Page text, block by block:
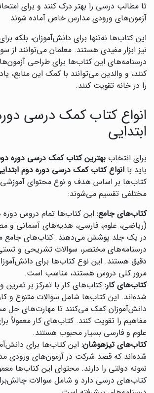
تا مطالب درسی را بهتر درک کنند و برای
آزمون‌های ورودی مدارس خاص آماده شوند.
این کتاب‌ها نه‌تنها برای دانش‌آموزان، بلکه
نیز ابزار مفیدی هستند. معلمان می‌توانند از
درسنامه‌های این کتاب‌ها برای طراحی
کنند، و والدین می‌توانند با کمک این منابع،
را در خانه تقویت کنند.
انواع کتاب کمک درسی
ابتدایی
برای انتخاب بهترین کتاب کمک درسی دوره
باید با انواع کتاب کمک درسی دوره دوم
کتاب‌ها بر اساس هدف و نوع محتوای
مختلفی تقسیم می‌شوند:
کتاب‌های جامع: این کتاب‌ها تمام دروس دوره
(ریاضی، علوم، فارسی، هدیه‌های آسمانی و
در یک جلد پوشش می‌دهند. کتاب‌های جامع
درسنامه‌های مختصر، سوالات تشریحی و
دقیق هستند. این نوع کتاب‌ها برای
مرور کلی دروس هستند، مناسب است.
کتاب‌های کار: کتاب‌های کار با تمرکز بر تمرین
شده‌اند. این کتاب‌ها شامل سوالات متنوع و
دانش‌آموزان کمک می‌کنند تا مهارت‌های حل
مفاهیم را تقویت کنند. کتاب‌های کار معمولاً
علوم و فارسی بسیار محبوب هستند.
کتاب‌های تیزهوشان: این کتاب‌ها برای
شده‌اند که قصد شرکت در آزمون‌های ورودی
نمونه دولتی را دارند. محتوای این کتاب‌ها
کتاب‌های درسی دارد و شامل سوالات